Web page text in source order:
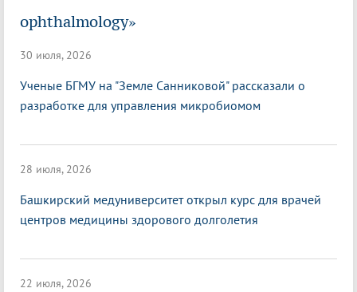
ophthalmology»
30 июля, 2026
Ученые БГМУ на "Земле Санниковой" рассказали о
разработке для управления микробиомом
28 июля, 2026
Башкирский медуниверситет открыл курс для врачей
центров медицины здорового долголетия
22 июля, 2026